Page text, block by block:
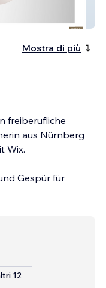
Mostra di più
freiberufliche
aus Nürnberg
Wix.
Gespür für
12